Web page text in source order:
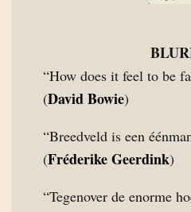
“How does it feel to be
(David Bowie)
“Breedveld is een
(Fréderike Geerdink)
“Tegenover de enorme